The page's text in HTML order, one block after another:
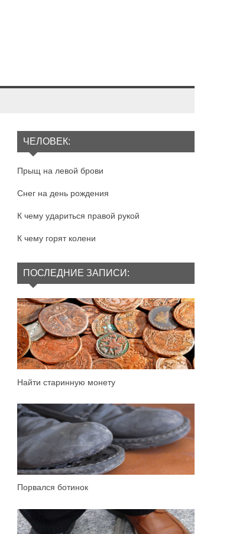
ЧЕЛОВЕК:
Прыщ на левой брови
Снег на день рождения
К чему удариться правой рукой
К чему горят колени
ПОСЛЕДНИЕ ЗАПИСИ:
Найти старинную монету
Порвался ботинок